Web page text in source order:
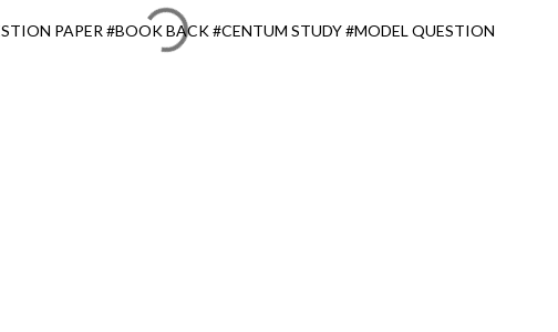
PAPER #BOOK BACK #CENTUM STUDY #MODEL QUESTION